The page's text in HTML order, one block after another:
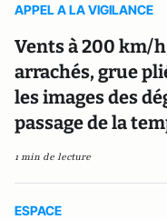
APPEL A LA VIGILANCE
Vents à 200 km/
arrachés, grue
les images des
passage de la
1 min de lecture
ESPACE